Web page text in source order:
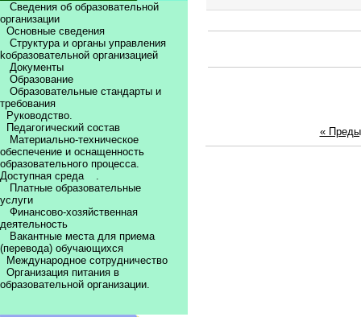
Сведения об образовательной
организации
Основные сведения
Структура и органы управления
kобразовательной организацией
Документы
Образование
Образовательные стандарты и
требования
Руководство.
Педагогический состав
Материально-техническое
обеспечение и оснащенность
образовательного процесса.
Доступная среда
.
Платные образовательные
услуги
Финансово-хозяйственная
деятельность
Вакантные места для приема
(перевода) обучающихся
Международное сотрудничество
Организация питания в
образовательной организации.
«